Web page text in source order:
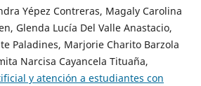
Yépez Contreras, Magaly Carolina
Glenda Lucía Del Valle Anastacio,
Paladines, Marjorie Charito Barzola
Narcisa Cayancela Tituaña,
y atención a estudiantes con